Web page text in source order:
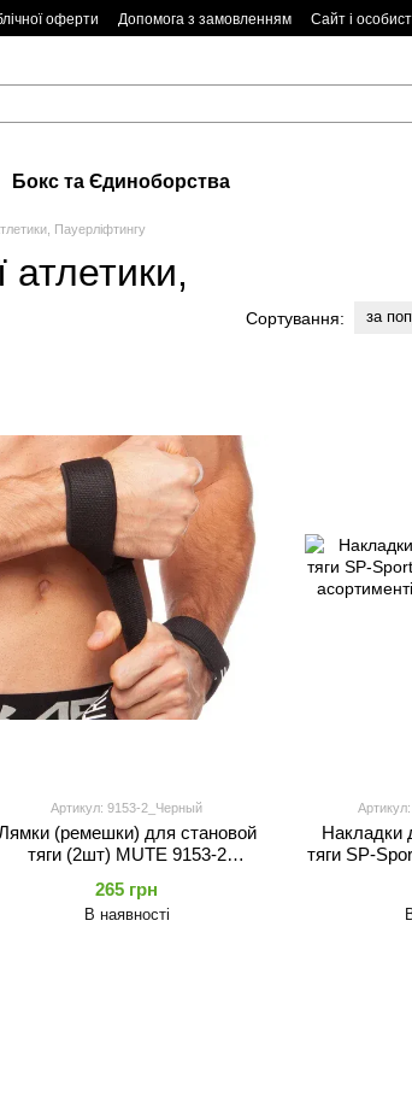
оферти Допомога з замовленням Сайт і
Бокс та Єдиноборства
Пауерліфтингу
атлетики,
Сортування: за
Артикул: 9153-2_Черный
(ремешки) для становой
тяги (2шт) MUTE 9153-2
цвет желтый, красный, синий,
черный, розовый) 303
265 грн
В наявності
Накладки
тяги SP-